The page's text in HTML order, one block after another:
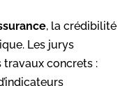
, la crédibilité
Les jurys
travaux concrets :